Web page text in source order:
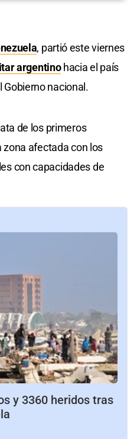
, partió este viernes
argentinohacia el país
nacional.
de los primeros
zona afectada con los
con capacidades de
y 3360 heridos tras